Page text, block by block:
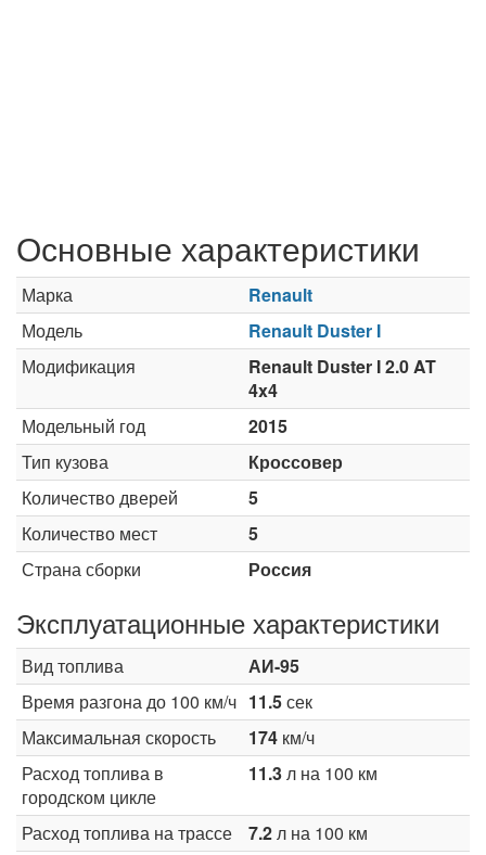
Основные характеристики
Марка
Renault
Модель
Renault Duster I
Модификация
Renault Duster I 2.0 AT
4x4
Модельный год
2015
Тип кузова
Кроссовер
Количество дверей
5
Количество мест
5
Страна сборки
Россия
Эксплуатационные характеристики
Вид топлива
АИ-95
Время разгона до 100 км/ч 11.5сек
Максимальная скорость
174 км/ч
Расход топлива в
городском цикле
11.3л на 100 км
Расход топлива на трассе 7.2л на 100 км